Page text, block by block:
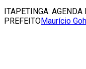
ITAPETINGA:
PREFEITOMaurício